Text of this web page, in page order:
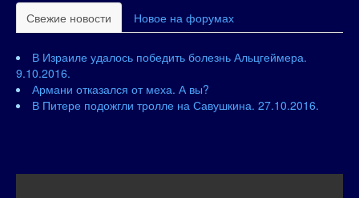
Свежие новости Новое на форумах
В Израиле удалось победить болезнь Альцгеймера.
9.10.2016.
Армани отказался от меха. А вы?
В Питере подожгли тролле на Савушкина. 27.10.2016.